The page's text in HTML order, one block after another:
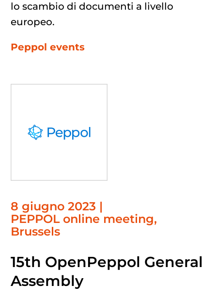
lo scambio di documenti a livello
europeo.
Peppol events
8 giugno 2023 |
PEPPOL online meeting,
Brussels
15th OpenPeppol General
Assembly